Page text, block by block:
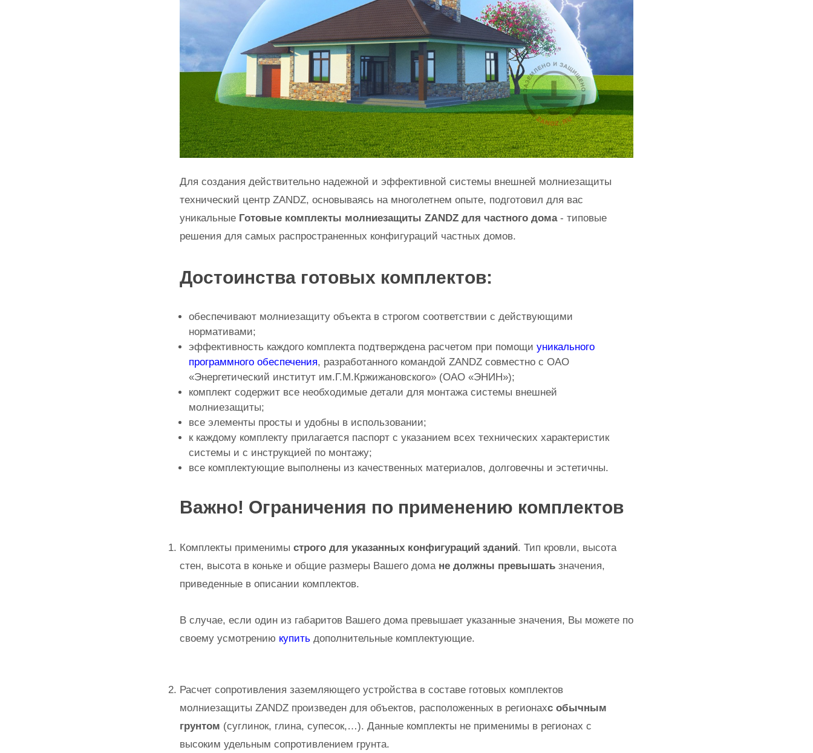
Для создания действительно надежной и эффективной системы внешней молниезащиты
технический центр ZANDZ, основываясь на многолетнем опыте, подготовил для вас
уникальные Готовые комплекты молниезащиты ZANDZ для частного дома- типовые
решения для самых распространенных конфигураций частных домов.
Достоинства готовых комплектов:
обеспечивают молниезащиту объекта в строгом соответствии с действующими
нормативами;
эффективность каждого комплекта подтверждена расчетом при помощи уникального
программного обеспечения, разработанного командой ZANDZ совместно с ОАО
«Энергетический институт им.Г.М.Кржижановского» (ОАО «ЭНИН»);
комплект содержит все необходимые детали для монтажа системы внешней
молниезащиты;
все элементы просты и удобны в использовании;
к каждому комплекту прилагается паспорт с указанием всех технических характеристик
системы и с инструкцией по монтажу;
все комплектующие выполнены из качественных материалов, долговечны и эстетичны.
Важно! Ограничения по применению комплектов
Комплекты применимы строго для указанных конфигураций зданий. Тип кровли, высота
стен, высота в коньке и общие размеры Вашего дома не должны превышать значения,
приведенные в описании комплектов.
В случае, если один из габаритов Вашего дома превышает указанные значения, Вы можете по
своему усмотрению купить дополнительные комплектующие.
Расчет сопротивления заземляющего устройства в составе готовых комплектов
молниезащиты ZANDZ произведен для объектов, расположенных в регионахс обычным
грунтом (суглинок, глина, супесок,…). Данные комплекты не применимы в регионах с
высоким удельным сопротивлением грунта.